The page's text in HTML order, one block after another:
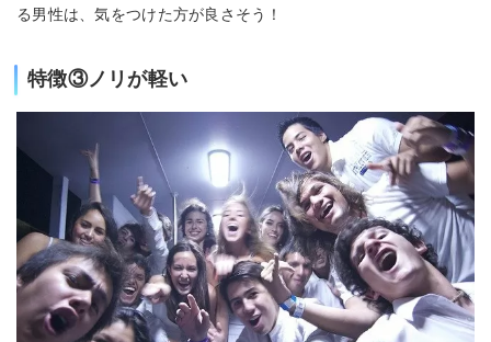
る男性は、気をつけた方が良さそう！
特徴③ノリが軽い